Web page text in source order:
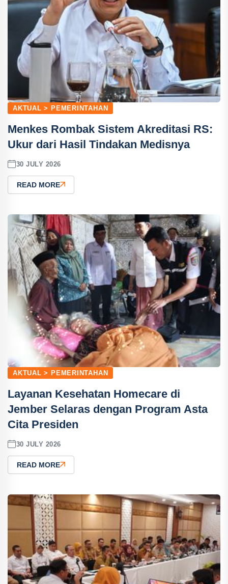
AKTUAL > PEMERINTAHAN
Menkes Rombak Sistem Akreditasi RS:
Ukur dari Hasil Tindakan Medisnya
30 JULY 2026
READ MORE
AKTUAL > PEMERINTAHAN
Layanan Kesehatan Homecare di
Jember Selaras dengan Program Asta
Cita Presiden
30 JULY 2026
READ MORE